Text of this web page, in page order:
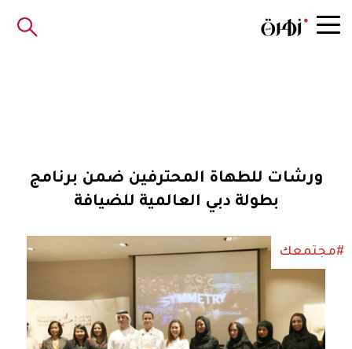
ورشات للطهاة المحترفين ضمن برنامج
بطولة دبي العالمية للضيافة
#مجتمعك